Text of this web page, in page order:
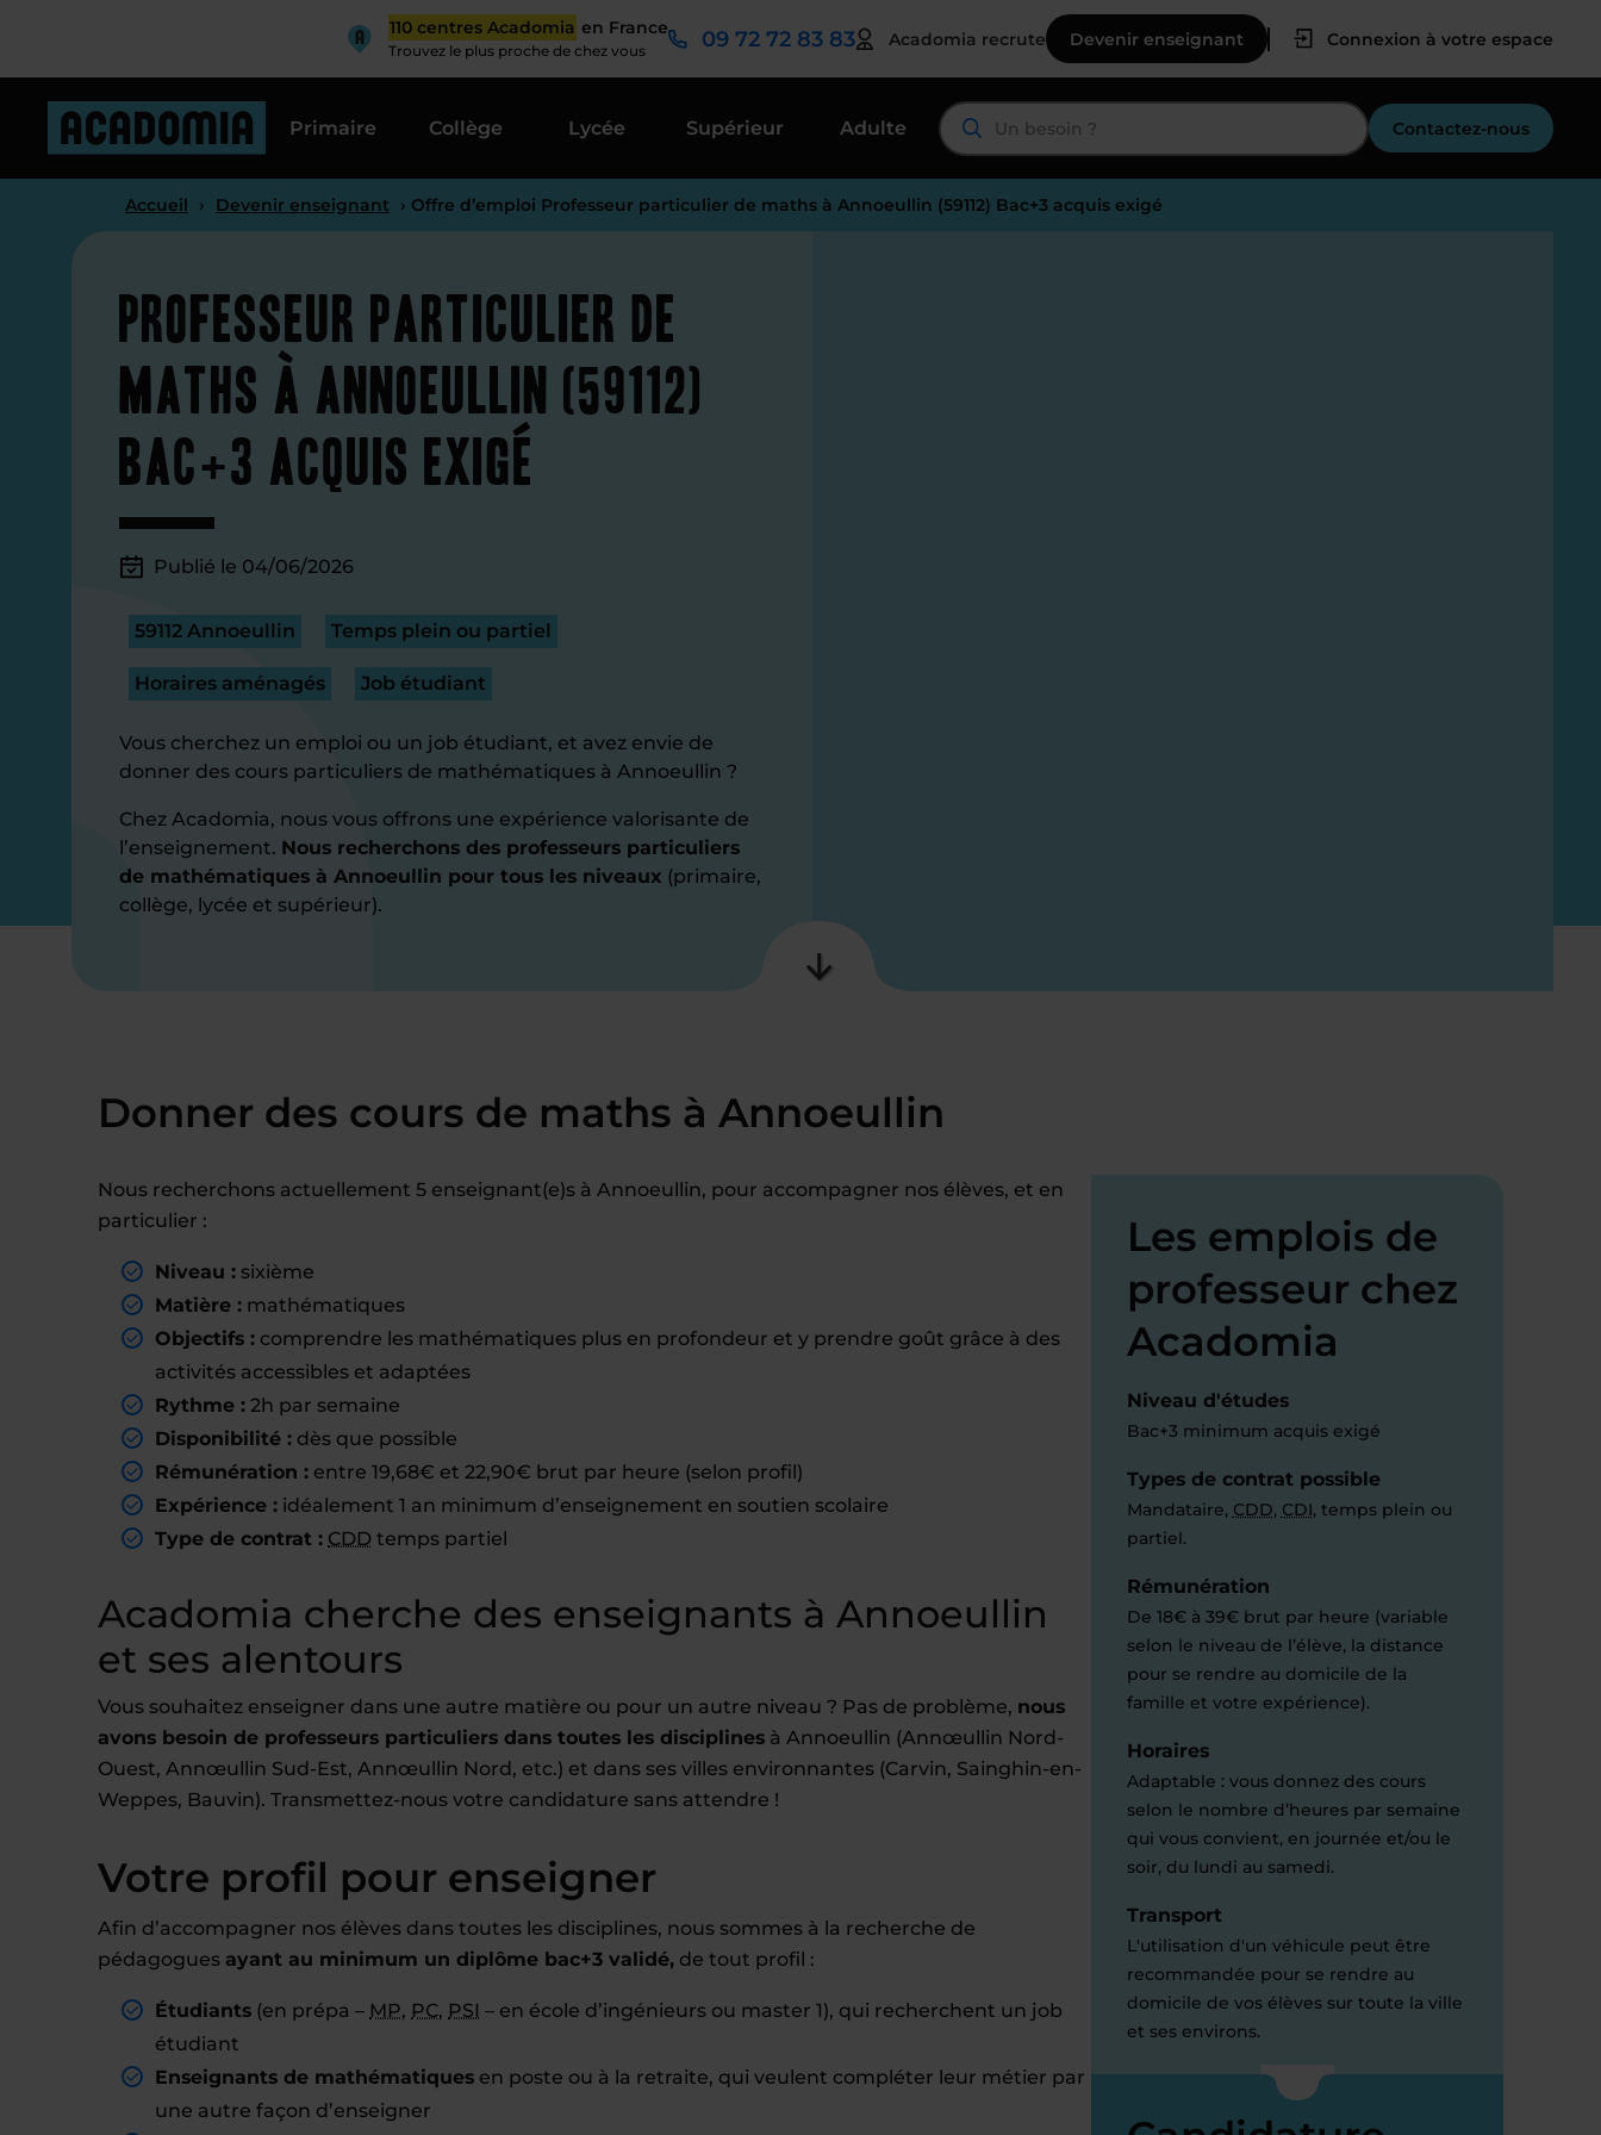
110 centres Acadomia en France
Trouvez le plus proche de chez vous 09 72 72 83 83 Acadomia recrute Devenir enseignant Connexion à votre espace
Primaire Collège Lycée Supérieur Adulte Contactez-nous
Accueil › Devenir enseignant › Offre d’emploi Professeur particulier de maths à Annoeullin (59112) Bac+3 acquis exigé
Professeur particulier de
maths à Annoeullin (59112)
Bac+3 acquis exigé
Publié le 04/06/2026
59112 Annoeullin Temps plein ou partiel
Horaires aménagés Job étudiant
Vous cherchez un emploi ou un job étudiant, et avez envie de
donner des cours particuliers de mathématiques à Annoeullin ?
Chez Acadomia, nous vous offrons une expérience valorisante de
l’enseignement. Nous recherchons des professeurs particuliers
de mathématiques à Annoeullin pour tous les niveaux (primaire,
collège, lycée et supérieur).
Donner des cours de maths à Annoeullin
Nous recherchons actuellement 5 enseignant(e)s à Annoeullin, pour accompagner nos élèves, et en
particulier :
Niveau : sixième
Matière : mathématiques
Objectifs : comprendre les mathématiques plus en profondeur et y prendre goût grâce à des
activités accessibles et adaptées
Rythme : 2h par semaine
Disponibilité : dès que possible
Rémunération : entre 19,68€ et 22,90€ brut par heure (selon profil)
Expérience : idéalement 1 an minimum d’enseignement en soutien scolaire
Type de contrat : CDD temps partiel
Acadomia cherche des enseignants à Annoeullin
et ses alentours
Vous souhaitez enseigner dans une autre matière ou pour un autre niveau ? Pas de problème, nous
avons besoin de professeurs particuliers dans toutes les disciplines à Annoeullin (Annœullin Nord-
Ouest, Annœullin Sud-Est, Annœullin Nord, etc.) et dans ses villes environnantes (Carvin, Sainghin-en-
Weppes, Bauvin). Transmettez-nous votre candidature sans attendre !
Votre profil pour enseigner
Afin d’accompagner nos élèves dans toutes les disciplines, nous sommes à la recherche de
pédagogues ayant au minimum un diplôme bac+3 validé, de tout profil :
Étudiants (en prépa – MP, PC, PSI – en école d’ingénieurs ou master 1), qui recherchent un job
étudiant
Enseignants de mathématiques en poste ou à la retraite, qui veulent compléter leur métier par
une autre façon d’enseigner
Les emplois de
professeur chez
Acadomia
Niveau d'études
Bac+3 minimum acquis exigé
Types de contrat possible
Mandataire, CDD, CDI, temps plein ou
partiel.
Rémunération
De 18€ à 39€ brut par heure (variable
selon le niveau de l’élève, la distance
pour se rendre au domicile de la
famille et votre expérience).
Horaires
Adaptable : vous donnez des cours
selon le nombre d’heures par semaine
qui vous convient, en journée et/ou le
soir, du lundi au samedi.
Transport
L'utilisation d'un véhicule peut être
recommandée pour se rendre au
domicile de vos élèves sur toute la ville
et ses environs.